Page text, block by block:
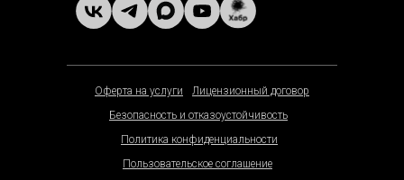
Оферта на услуги
Лицензионный договор
Безопасность и отказоустойчивость
Политика конфиденциальности
Пользовательское соглашение